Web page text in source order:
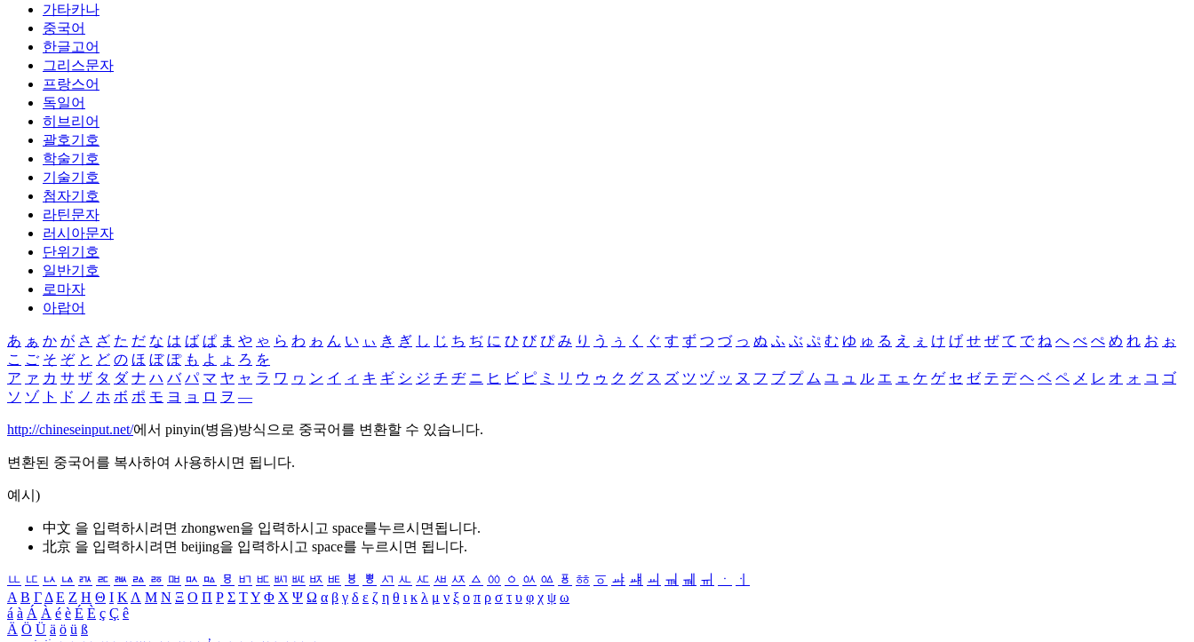
가타카나
중국어
한글고어
그리스문자
프랑스어
독일어
히브리어
괄호기호
학술기호
기술기호
첨자기호
라틴문자
러시아문자
단위기호
일반기호
로마자
아랍어
あ ぁ か が さ ざ た だ な は ば ぱ ま や ゃ ら わ ゎ ん い ぃ き ぎ し じ ち ぢ に ひ び ぴ み り う ぅ く ぐ す ず つ づ っ ぬ ふ ぶ ぷ む ゆ ゅ る え ぇ け げ せ ぜ て で ね へ べ ぺ め れ お ぉ
こ ご そ ぞ と ど の ほ ぼ ぽ も よ ょ ろ を
ア ァ カ サ ザ タ ダ ナ ハ バ パ マ ヤ ャ ラ ワ ヮ ン イ ィ キ ギ シ ジ チ ヂ ニ ヒ ビ ピ ミ リ ウ ゥ ク グ ス ズ ツ ヅ ッ ヌ フ ブ プ ム ユ ュ ル エ ェ ケ ゲ セ ゼ テ デ ヘ ベ ペ メ レ オ ォ コ ゴ
ソ ゾ ト ド ノ ホ ボ ポ モ ヨ ョ ロ ヲ ―
http://chineseinput.net/에서 pinyin(병음)방식으로 중국어를 변환할 수 있습니다.
변환된 중국어를 복사하여 사용하시면 됩니다.
예시)
中文 을 입력하시려면 zhongwen을 입력하시고 space를누르시면됩니다.
北京 을 입력하시려면 beijing을 입력하시고 space를 누르시면 됩니다.
ㅥ ㅦ ㅧ ㅨ ㅩ ㅪ ㅫ ㅬ ㅭ ㅮ ㅯ ㅰ ㅱ ㅲ ㅳ ㅴ ㅵ ㅶ ㅷ ㅸ ㅹ ㅺ ㅻ ㅼ ㅽ ㅾ ㅿ ㆀ ㆁ ㆂ ㆃ ㆄ ㆅ ㆆ ㆇ ㆈ ㆉ ㆊ ㆋ ㆌ ㆍ
ㆎ
Α Β ΓΔ Ε Ζ Η Θ Ι ΚΛ Μ Ν Ξ Ο Π Ρ Σ ΤΥ Φ Χ Ψ Ω α β γ δ ε ζ η θ ι κ λ μ ν ξ ο π ρ σ τ υ φ χ ψ ω
á à Á À é è É È ç Ç ê
Ä Ö Ü ä ö ü ß